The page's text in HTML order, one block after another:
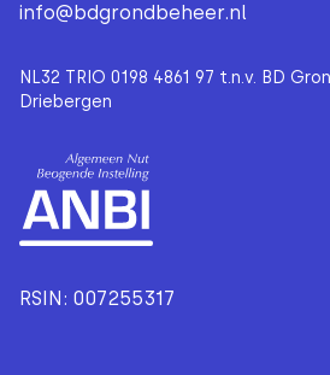
info@bdgrondbeheer.nl
NL32 TRIO 0198 4861 97 t.n.v. BD
Driebergen
RSIN: 007255317